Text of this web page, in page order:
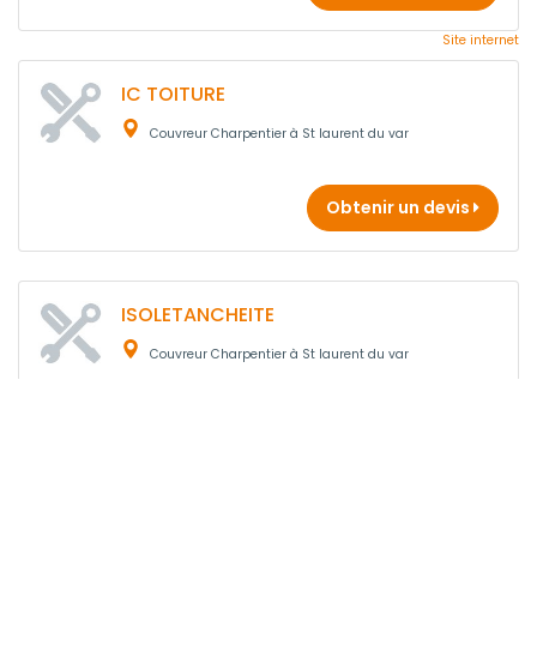
Site internet
IC TOITURE
Couvreur Charpentier à St laurent du var
Obtenir un devis
ISOLETANCHEITE
Couvreur Charpentier à St laurent du var